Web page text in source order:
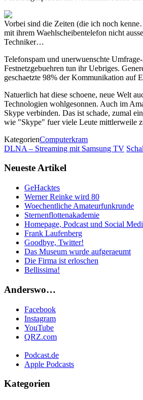
Vorbei sind die Zeiten (die ich noch
mit ihrem Waehlscheibentelefon nicht
Techniker…
Telefonspam und unerwuenschte
Festnetzgebuehren tun ihr Uebriges.
geschaetzte 98% der Kommunikation auf
Natuerlich hat diese schoene, neue Welt
Technologien wohlgesonnen. Auch im
Skype verbinden. Das ist schade, zumal
wie "Skype" fuer viele Leute mittlerweile
KategorienComputerkram
DLNA – Streaming mit Samsung TV
Neueste Artikel
GeHacktes
Werner Reinke wird 80
Woechentliche Amateurfunkrunde
Sternenflottenakademie
Homepage, Podcast und Social
Frank Laufenberg
Goodbye, Twitter!
Das Museum wurde aufgeraeumt
Die Firma ist erloschen
Bellissima!
Anderswo…
Facebook
Instagram
YouTube
QRZ.com
Podcast.de
Apple Podcasts
Kategorien